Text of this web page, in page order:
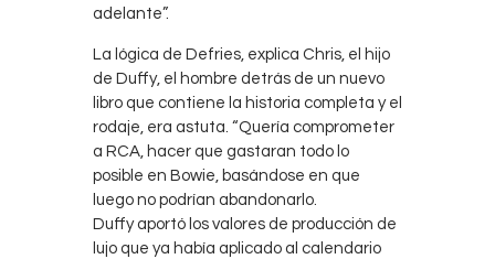
adelante”.
La lógica de Defries, explica Chris, el hijo
de Duffy, el hombre detrás de un nuevo
libro que contiene la historia completa y el
rodaje, era astuta. “Quería comprometer
a RCA, hacer que gastaran todo lo
posible en Bowie, basándose en que
luego no podrían abandonarlo.
Duffy aportó los valores de producción de
lujo que ya había aplicado al calendario